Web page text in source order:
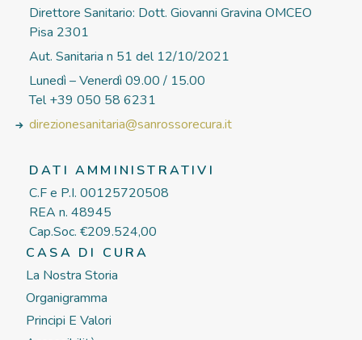
Direttore Sanitario: Dott. Giovanni Gravina OMCEO
Pisa 2301
Aut. Sanitaria n 51 del 12/10/2021
Lunedì – Venerdì 09.00 / 15.00
Tel +39 050 58 6231
direzionesanitaria@sanrossorecura.it
DATI AMMINISTRATIVI
C.F e P.I. 00125720508
REA n. 48945
Cap.Soc. €209.524,00
CASA DI CURA
La Nostra Storia
Organigramma
Principi E Valori